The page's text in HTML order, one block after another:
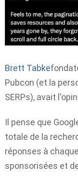
Brett Tabke
Pubcon (et la
SERPs), avait
Il pense que
totale de la
réponses à
sponsorisées et